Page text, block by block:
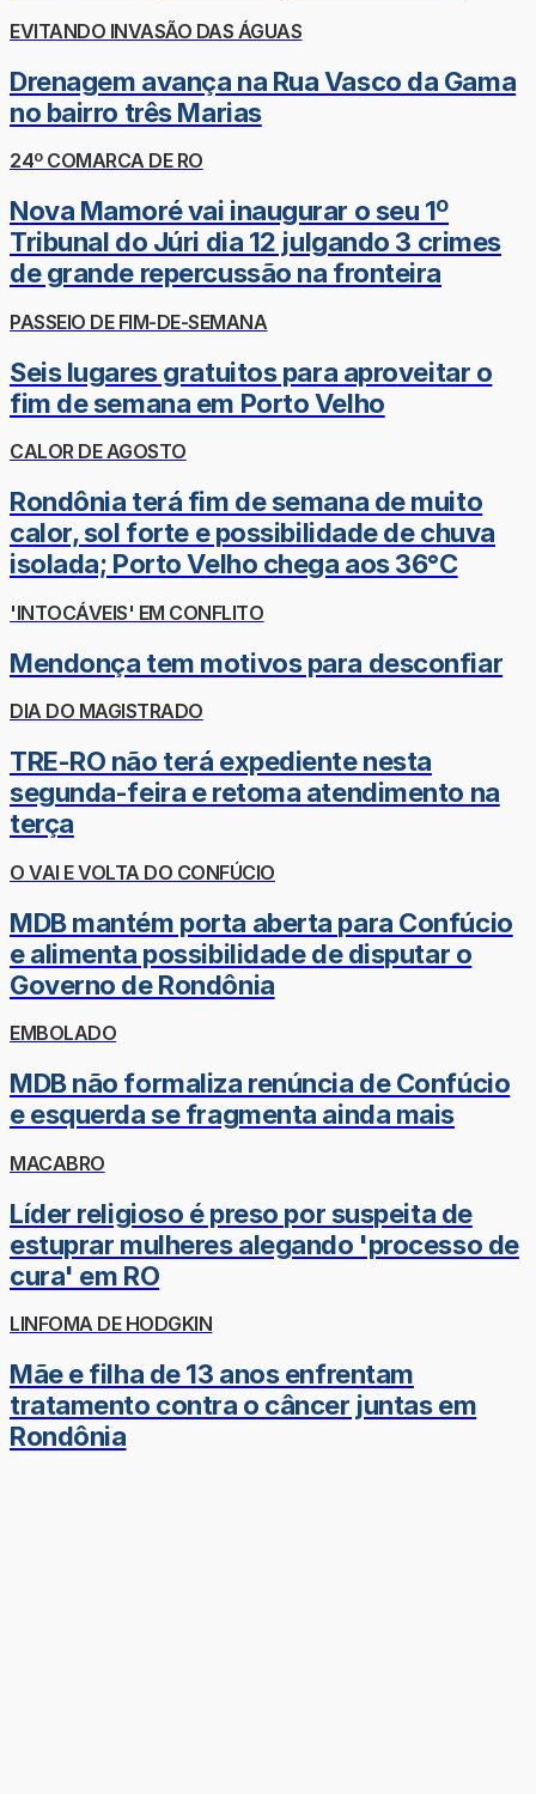
EVITANDO INVASÃO DAS ÁGUAS
Drenagem avança na Rua Vasco da Gama
no bairro três Marias
24º COMARCA DE RO
Nova Mamoré vai inaugurar o seu 1º
Tribunal do Júri dia 12 julgando 3 crimes
de grande repercussão na fronteira
PASSEIO DE FIM-DE-SEMANA
Seis lugares gratuitos para aproveitar o
fim de semana em Porto Velho
CALOR DE AGOSTO
Rondônia terá fim de semana de muito
calor, sol forte e possibilidade de chuva
isolada; Porto Velho chega aos 36°C
'INTOCÁVEIS' EM CONFLITO
Mendonça tem motivos para desconfiar
DIA DO MAGISTRADO
TRE-RO não terá expediente nesta
segunda-feira e retoma atendimento na
terça
O VAI E VOLTA DO CONFÚCIO
MDB mantém porta aberta para Confúcio
e alimenta possibilidade de disputar o
Governo de Rondônia
EMBOLADO
MDB não formaliza renúncia de Confúcio
e esquerda se fragmenta ainda mais
MACABRO
Líder religioso é preso por suspeita de
estuprar mulheres alegando 'processo de
cura' em RO
LINFOMA DE HODGKIN
Mãe e filha de 13 anos enfrentam
tratamento contra o câncer juntas em
Rondônia